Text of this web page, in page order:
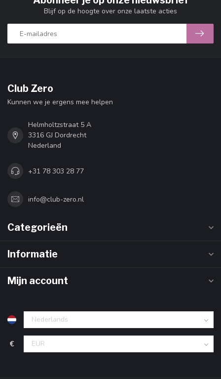
Blijf op de hoogte over onze laatste acties
Club Zero
Kunnen we je ergens mee helpen
Helmholtzstraat 5 A
3316 GJ Dordrecht
Nederland
+31 78 303 28 77
info@club-zero.nl
Categorieën
Informatie
Mijn account
€